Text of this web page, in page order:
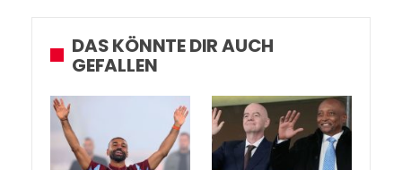
DAS KÖNNTE DIR AUCH
GEFALLEN